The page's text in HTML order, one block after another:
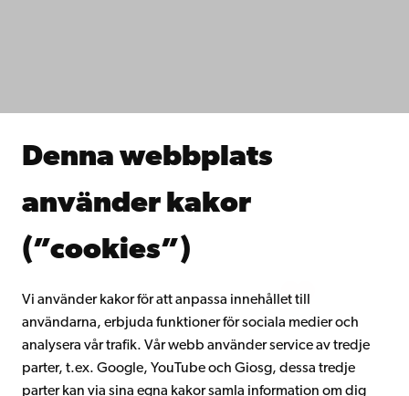
Denna webbplats
använder kakor
(”cookies”)
Vi använder kakor för att anpassa innehållet till
användarna, erbjuda funktioner för sociala medier och
analysera vår trafik. Vår webb använder service av tredje
parter, t.ex. Google, YouTube och Giosg, dessa tredje
parter kan via sina egna kakor samla information om dig
Samarbeta med oss
Kontinuerligt lärande
Gå med i Åbo Akademis alumnnätverk
Intranätet
Facebook InstagramYouTube LinkedIn Blog Snapchat